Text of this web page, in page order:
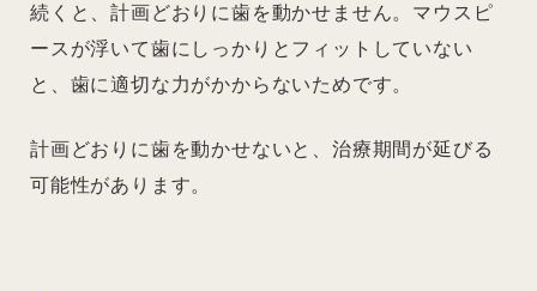
続くと、計画どおりに歯を動かせません。マウスピ
ースが浮いて歯にしっかりとフィットしていない
と、歯に適切な力がかからないためです。
計画どおりに歯を動かせないと、治療期間が延びる
可能性があります。